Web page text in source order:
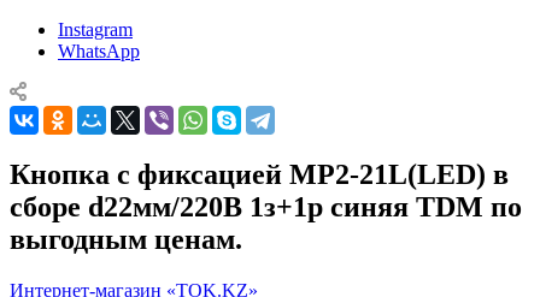
Instagram
WhatsApp
Кнопка с фиксацией MP2-21L(LED) в
сборе d22мм/220В 1з+1р синяя TDM по
выгодным ценам.
Интернет-магазин «TOK.KZ»